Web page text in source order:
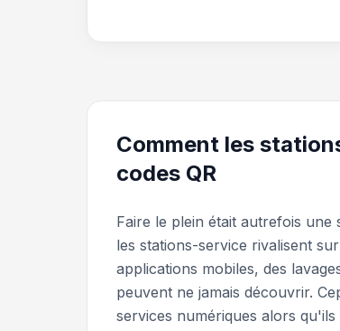
Comment les
codes QR
Faire le plein était autrefois
les stations-service rivalisent
applications mobiles, des
peuvent ne jamais découvrir.
services numériques alors